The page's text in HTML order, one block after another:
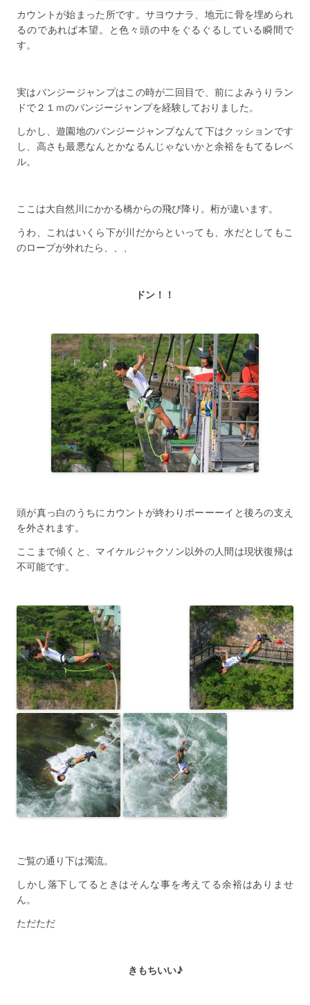
カウントが始まった所です。サヨウナラ、地元に骨を埋められ
るのであれば本望。と色々頭の中をぐるぐるしている瞬間で
す。
実はバンジージャンプはこの時が二回目で、前によみうりラン
ドで２１ｍのバンジージャンプを経験しておりました。
しかし、遊園地のバンジージャンプなんて下はクッションです
し、高さも最悪なんとかなるんじゃないかと余裕をもてるレベ
ル。
ここは大自然川にかかる橋からの飛び降り。桁が違います。
うわ、これはいくら下が川だからといっても、水だとしてもこ
のロープが外れたら、、、
ドン！！
頭が真っ白のうちにカウントが終わりポーーーイと後ろの支え
を外されます。
ここまで傾くと、マイケルジャクソン以外の人間は現状復帰は
不可能です。
ご覧の通り下は濁流。
しかし落下してるときはそんな事を考えてる余裕はありませ
ん。
ただただ
きもちいい♪